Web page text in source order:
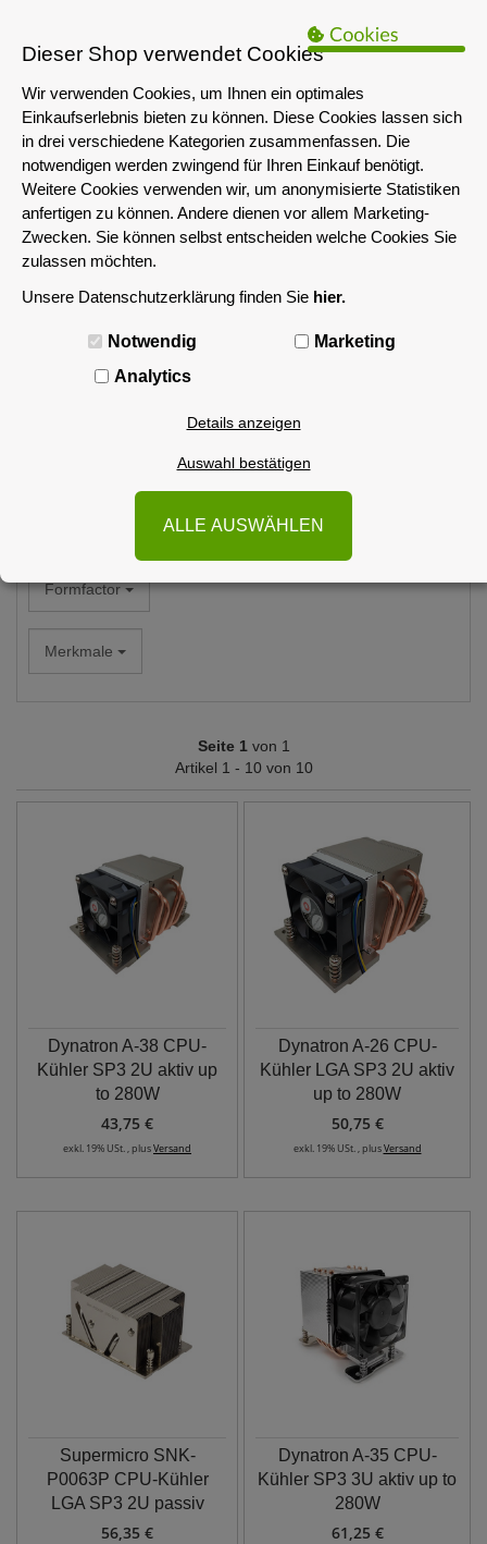
Das servershop-bayern.de Angebot richtet sich nur an
Unternehmen i.S.d. § 14 BGB sowie die öffentliche Hand. Ein Verkauf
an Privatpersonen ist nicht möglich.
MENÜ
Formfactor
Merkmale
Seite 1 von 1
Artikel 1 - 10 von 10
Dynatron A-38 CPU-
Kühler SP3 2U aktiv up
to 280W
43,75 €
exkl. 19% USt. , plusVersand
Dynatron A-26 CPU-
Kühler LGA SP3 2U aktiv
up to 280W
50,75 €
exkl. 19% USt. , plusVersand
Supermicro SNK-
P0063P CPU-Kühler
LGA SP3 2U passiv
56,35 €
Dynatron A-35 CPU-
Kühler SP3 3U aktiv up to
280W
61,25 €
Dieser Shop verwendet Cookies
Wir verwenden Cookies, um Ihnen ein optimales
Einkaufserlebnis bieten zu können. Diese Cookies lassen sich
in drei verschiedene Kategorien zusammenfassen. Die
notwendigen werden zwingend für Ihren Einkauf benötigt.
Weitere Cookies verwenden wir, um anonymisierte Statistiken
anfertigen zu können. Andere dienen vor allem Marketing-
Zwecken. Sie können selbst entscheiden welche Cookies Sie
zulassen möchten.
Unsere Datenschutzerklärung finden Sie hier.
Notwendig
Marketing
Analytics
Details anzeigen
Auswahl bestätigen
ALLE AUSWÄHLEN